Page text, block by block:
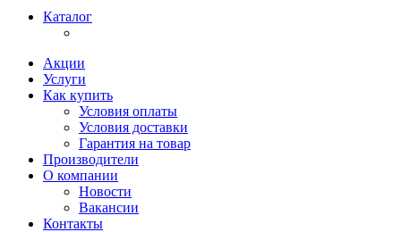
Каталог
Акции
Услуги
Как купить
Условия оплаты
Условия доставки
Гарантия на товар
Производители
О компании
Новости
Вакансии
Контакты